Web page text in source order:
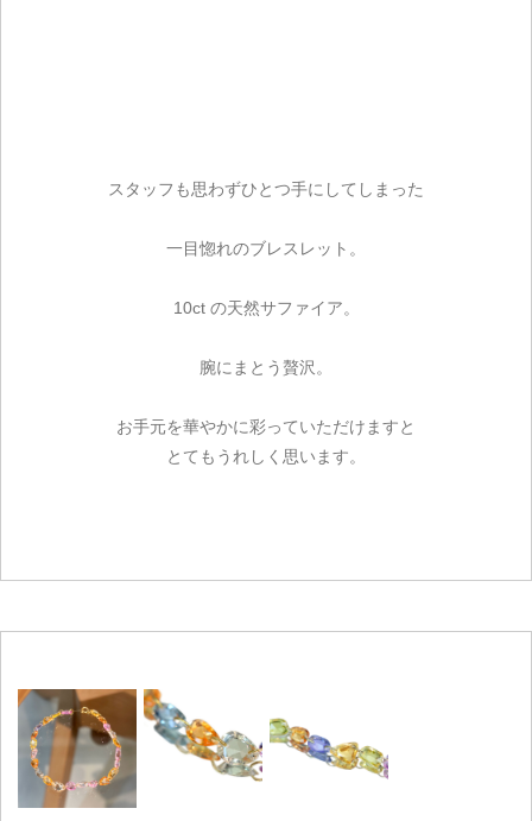
スタッフも思わずひとつ手にしてしまった
一目惚れのブレスレット。
10ct の天然サファイア。
腕にまとう贅沢。
お手元を華やかに彩っていただけますと
とてもうれしく思います。